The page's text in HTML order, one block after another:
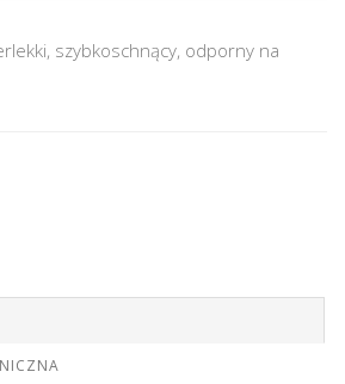
szybkoschnący, odporny na